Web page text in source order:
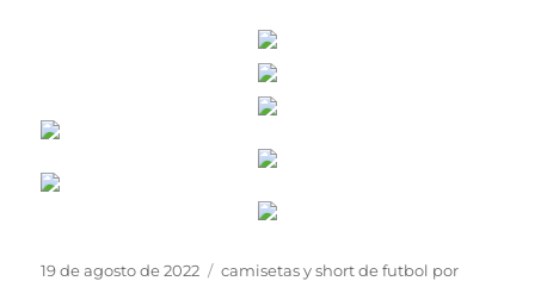
Publicado
19 de agosto de 2022 Etiquetas
camisetas y short de futbol por